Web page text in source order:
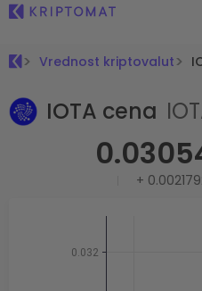
Vrednost kriptovalut
IOTA cena
+